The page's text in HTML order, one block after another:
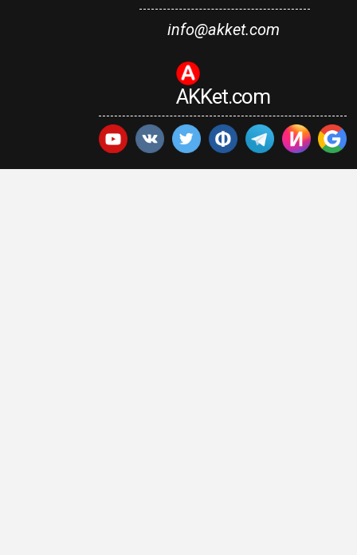
info@akket.com
AKKet.com